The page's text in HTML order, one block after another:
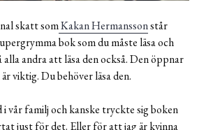
skatt somKakan Hermanssonstår
bok som du måste läsa och
alla andra att läsa den också. Den öppnar
viktig. Du behöver läsa den.
i vår familj och kanske tryckte sig boken
just för det. Eller för att jag är kvinna